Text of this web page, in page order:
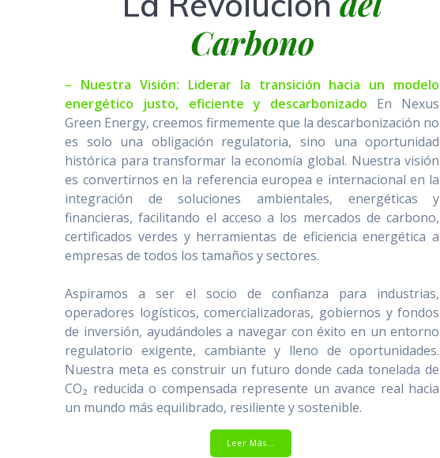
Carbono
– Nuestra Visión: Liderar la transición hacia un modelo
energético justo, eficiente y descarbonizado En Nexus
Green Energy, creemos firmemente que la descarbonización no
es solo una obligación regulatoria, sino una oportunidad
histórica para transformar la economía global. Nuestra visión
es convertirnos en la referencia europea e internacional en la
integración de soluciones ambientales, energéticas y
financieras, facilitando el acceso a los mercados de carbono,
certificados verdes y herramientas de eficiencia energética a
empresas de todos los tamaños y sectores.
Aspiramos a ser el socio de confianza para industrias,
operadores logísticos, comercializadoras, gobiernos y fondos
de inversión, ayudándoles a navegar con éxito en un entorno
regulatorio exigente, cambiante y lleno de oportunidades.
Nuestra meta es construir un futuro donde cada tonelada de
CO₂ reducida o compensada represente un avance real hacia
un mundo más equilibrado, resiliente y sostenible.
Leer Más…